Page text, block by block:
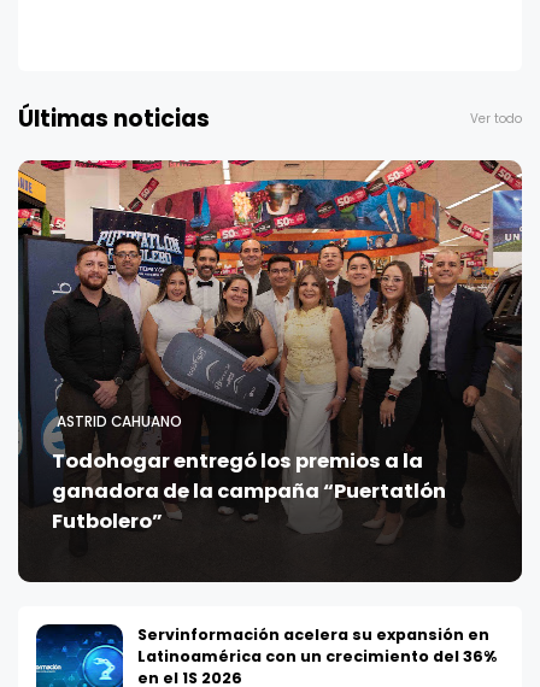
Últimas noticias Ver todo
ASTRID CAHUANO
Todohogar entregó los premios a la
ganadora de la campaña “Puertatlón
Futbolero”
Servinformación acelera su expansión en
Latinoamérica con un crecimiento del 36%
en el 1S 2026